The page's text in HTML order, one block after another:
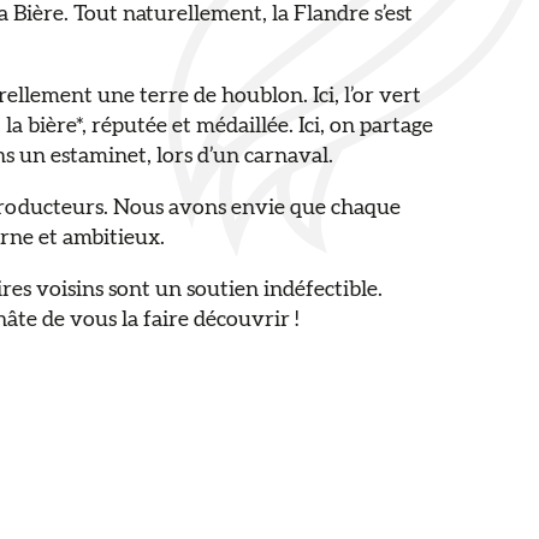
Bière. Tout naturellement, la Flandre s’est
une terre de houblon. Ici, l’or vert
bière*, réputée et médaillée. Ici, on partage
un estaminet, lors d’un carnaval.
Nous avons envie que chaque
et ambitieux.
voisins sont un soutien indéfectible.
de vous la faire découvrir !